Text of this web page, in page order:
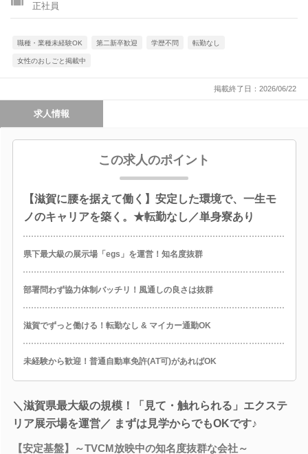
正社員
職種・業種未経験OK 第二新卒歓迎 学歴不問 転勤なし
女性のおしごと掲載中
掲載終了日：2026/06/22
求人情報
この求人のポイント
【滋賀に腰を据えて働く】安定した環境で、一生モ
ノのキャリアを築く。★転勤なし／単身寮あり
県下最大級の展示場「egs」を運営！知名度抜群
部署問わず協力体制バッチリ！風通しの良さは抜群
滋賀でずっと働ける！転勤なし & マイカー通勤OK
未経験から歓迎！普通自動車免許(AT可)があればOK
＼滋賀県最大級の規模！「見て・触れられる」エクステ
リア展示場を運営／ まずは見学からでもOKです♪
【安定基盤】～TVCM放映中の知名度抜群な会社～